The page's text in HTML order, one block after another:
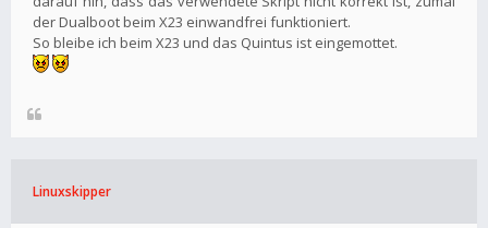
der Dualboot beim X23 einwandfrei funktioniert.
So bleibe ich beim X23 und das Quintus ist eingemottet.
Linuxskipper